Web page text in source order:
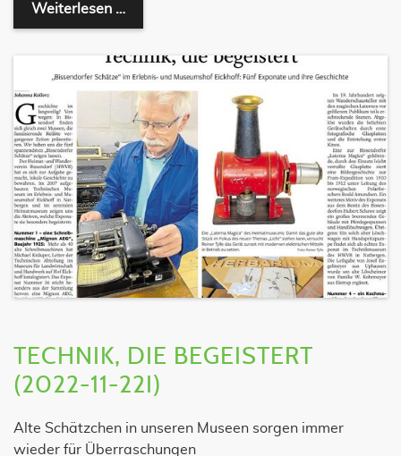
Weiterlesen …
TECHNIK, DIE BEGEISTERT
(2022-11-22I)
Alte Schätzchen in unseren Museen sorgen immer
wieder für Überraschungen